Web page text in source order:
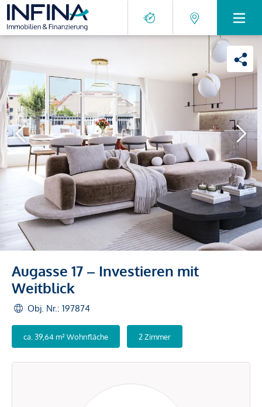
Augasse 17 – Investieren mit
Weitblick
Obj. Nr.: 197874
ca. 39,64 m² Wohnfläche 2 Zimmer